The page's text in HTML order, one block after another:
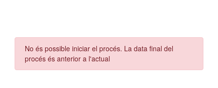
No és possible iniciar el procés. La data final del
procés és anterior a l'actual